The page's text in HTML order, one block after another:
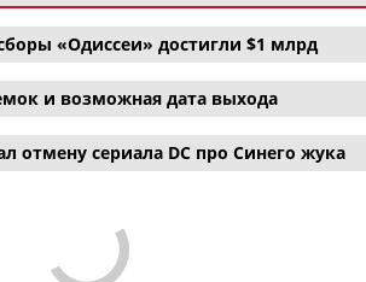
«Одиссеи» достигли $1 млрд
и возможная дата выхода
отмену сериала DC про Синего жука